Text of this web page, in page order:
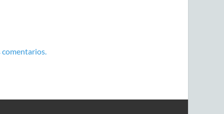
comentarios.